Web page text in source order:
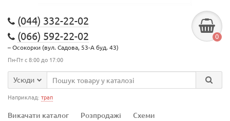
(044) 332-22-02
(066) 592-22-02
– Осокорки (вул. Садова, 53-А буд. 43)
Пн-Пт с 8:00 до 17:00
0
Усюди
Наприклад: трап
Викачати каталог Розпродажі
Схеми